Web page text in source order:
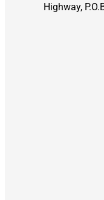
Highway,